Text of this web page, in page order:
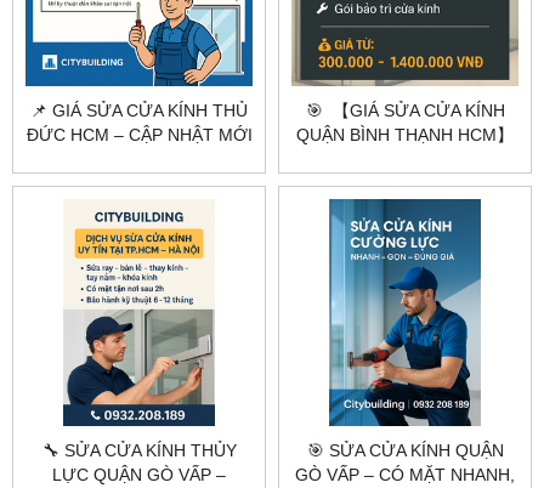
📌 GIÁ SỬA CỬA KÍNH THỦ
ĐỨC HCM – CẬP NHẬT MỚI
🎯 【GIÁ SỬA CỬA KÍNH
QUẬN BÌNH THẠNH HCM】
TRONG 1H
🔧 SỬA CỬA KÍNH THỦY
LỰC QUẬN GÒ VẤP –
🎯 SỬA CỬA KÍNH QUẬN
GÒ VẤP – CÓ MẶT NHANH,